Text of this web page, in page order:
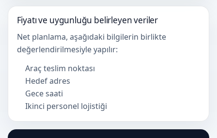
Fiyatı ve uygunluğu belirleyen veriler
Net planlama, aşağıdaki bilgilerin birlikte
değerlendirilmesiyle yapılır:
Araç teslim noktası
Hedef adres
Gece saati
Ikinci personel lojistiği